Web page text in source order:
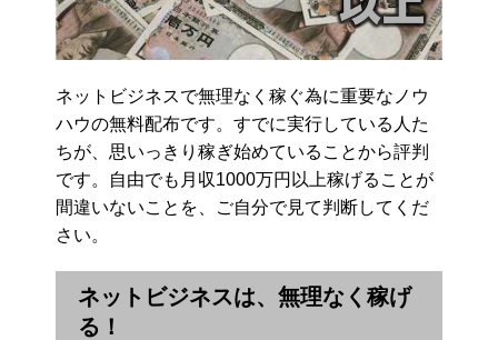
ネットビジネスで無理なく稼ぐ為に重要なノウ
ハウの無料配布です。すでに実行している人た
ちが、思いっきり稼ぎ始めていることから評判
です。自由でも月収1000万円以上稼げることが
間違いないことを、ご自分で見て判断してくだ
さい。
ネットビジネスは、無理なく稼げ
る！